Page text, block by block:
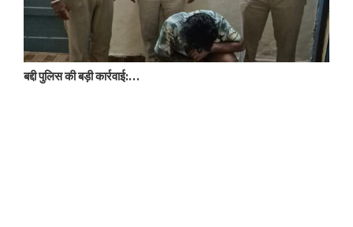
बद्दी पुलिस की बड़ी कार्रवाई:…